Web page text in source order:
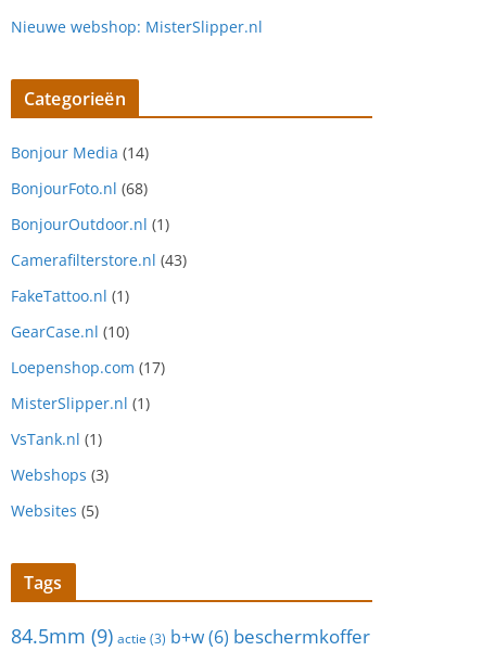
Nieuwe webshop: MisterSlipper.nl
Categorieën
Bonjour Media (14)
BonjourFoto.nl (68)
BonjourOutdoor.nl (1)
Camerafilterstore.nl (43)
FakeTattoo.nl (1)
GearCase.nl (10)
Loepenshop.com (17)
MisterSlipper.nl (1)
VsTank.nl (1)
Webshops (3)
Websites (5)
Tags
84.5mm (9) actie (3) b+w(6) beschermkoffer